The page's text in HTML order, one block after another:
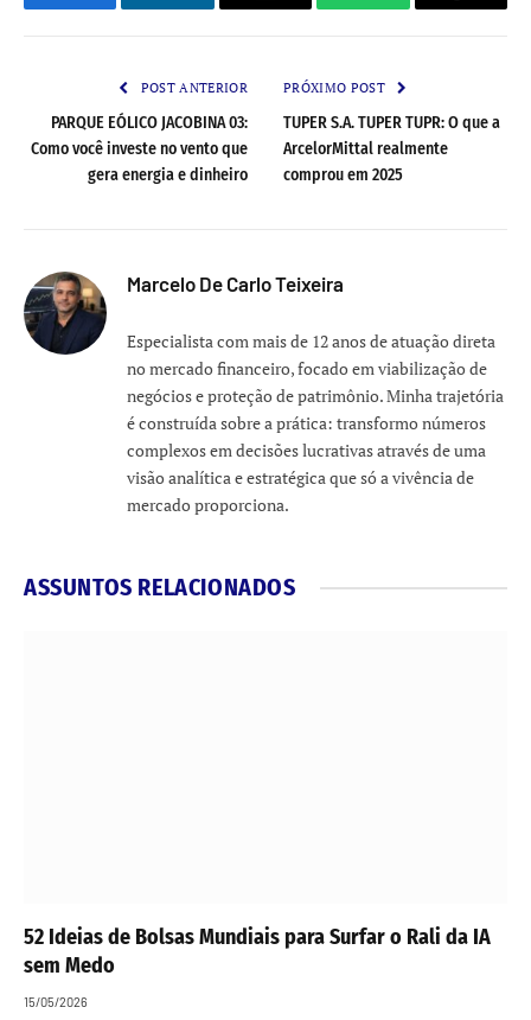
Facebook LinkedIn Email WhatsApp Copy
POST ANTERIOR
PARQUE EÓLICO JACOBINA 03:
Como você investe no vento que
gera energia e dinheiro
PRÓXIMO POST
TUPER S.A. TUPER TUPR: O que a
ArcelorMittal realmente
comprou em 2025
Marcelo De Carlo Teixeira
Especialista com mais de 12 anos de atuação direta
no mercado financeiro, focado em viabilização de
negócios e proteção de patrimônio. Minha trajetória
é construída sobre a prática: transformo números
complexos em decisões lucrativas através de uma
visão analítica e estratégica que só a vivência de
mercado proporciona.
ASSUNTOS RELACIONADOS
52 Ideias de Bolsas Mundiais para Surfar o Rali da IA
sem Medo
15/05/2026